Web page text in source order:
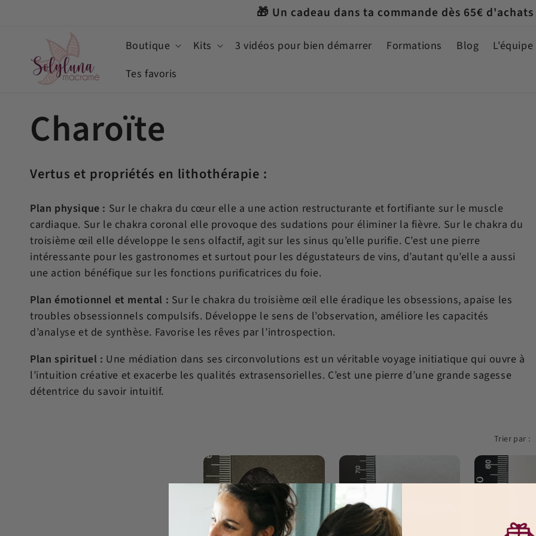
🎁 Un cadeau dans ta commande dès 65€ d'achats
Boutique Kits 3 vidéos pour bien démarrer Formations Blog L'équipe
Tes favoris
C
o
l
l
e
c
t
Charoïte
Vertus et propriétés en lithothérapie :
Plan physique : Sur le chakra du cœur elle a une action restructurante et fortifiante sur le muscle
cardiaque. Sur le chakra coronal elle provoque des sudations pour éliminer la fièvre. Sur le chakra du
troisième œil elle développe le sens olfactif, agit sur les sinus qu’elle purifie. C’est une pierre
intéressante pour les gastronomes et surtout pour les dégustateurs de vins, d’autant qu’elle a aussi
une action bénéfique sur les fonctions purificatrices du foie.
Plan émotionnel et mental : Sur le chakra du troisième œil elle éradique les obsessions, apaise les
troubles obsessionnels compulsifs. Développe le sens de l’observation, améliore les capacités
d’analyse et de synthèse. Favorise les rêves par l’introspection.
Plan spirituel : Une médiation dans ses circonvolutions est un véritable voyage initiatique qui ouvre à
l’intuition créative et exacerbe les qualités extrasensorielles. C’est une pierre d’une grande sagesse
détentrice du savoir intuitif.
Trier par :